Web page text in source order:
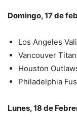
Domingo, 17 de
Los Angeles
Vancouver
Houston
Philadelphia
Lunes, 18 de